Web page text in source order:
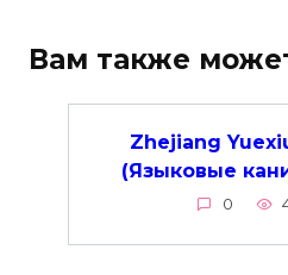
Вам также
Zhejiang
(Языковые
0